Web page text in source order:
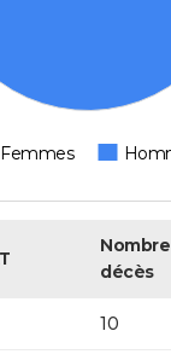
Femmes
décès
10